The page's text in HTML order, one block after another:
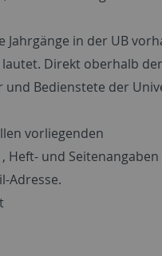
Jahrgänge in der UB
Direkt oberhalb der
und Bedienstete der
vorliegenden
Heft- und Seitenangaben
Adresse.